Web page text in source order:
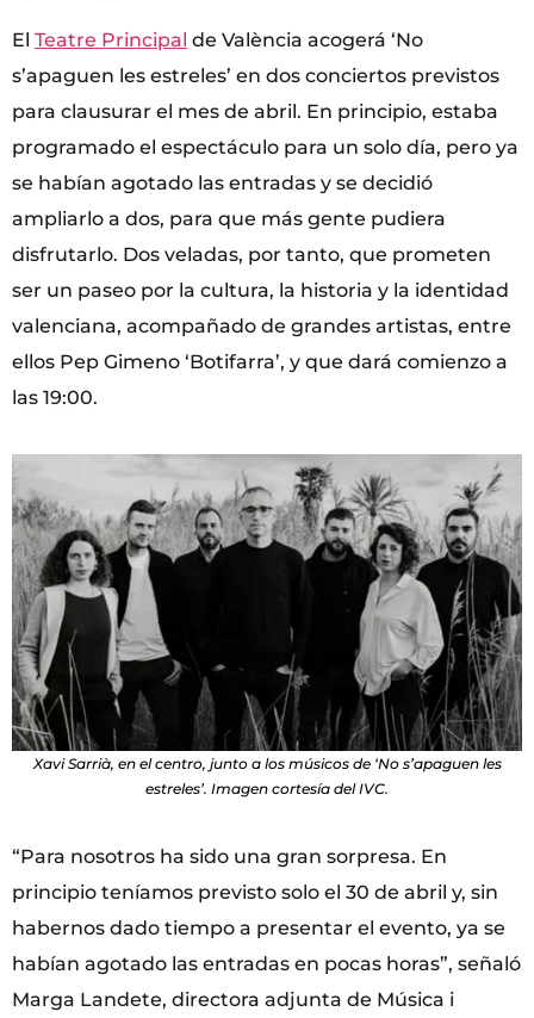
El Teatre Principal de València acogerá ‘No
s’apaguen les estreles’ en dos conciertos previstos
para clausurar el mes de abril. En principio, estaba
programado el espectáculo para un solo día, pero ya
se habían agotado las entradas y se decidió
ampliarlo a dos, para que más gente pudiera
disfrutarlo. Dos veladas, por tanto, que prometen
ser un paseo por la cultura, la historia y la identidad
valenciana, acompañado de grandes artistas, entre
ellos Pep Gimeno ‘Botifarra’, y que dará comienzo a
las 19:00.
Xavi Sarrià, en el centro, junto a los músicos de ‘No s’apaguen les
estreles’. Imagen cortesía del IVC.
“Para nosotros ha sido una gran sorpresa. En
principio teníamos previsto solo el 30 de abril y, sin
habernos dado tiempo a presentar el evento, ya se
habían agotado las entradas en pocas horas”, señaló
Marga Landete, directora adjunta de Música i